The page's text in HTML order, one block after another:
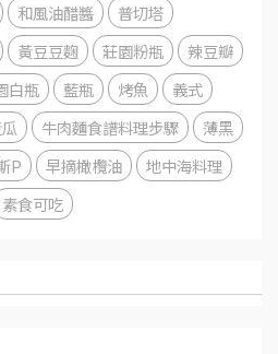
和風油醋醬
普切塔
黃豆豆麴 莊園粉瓶
辣豆瓣
白瓶 藍瓶 烤魚
義式
牛肉麵食譜料理步驟
薄黑
P 早摘橄欖油
地中海料理
素食可吃